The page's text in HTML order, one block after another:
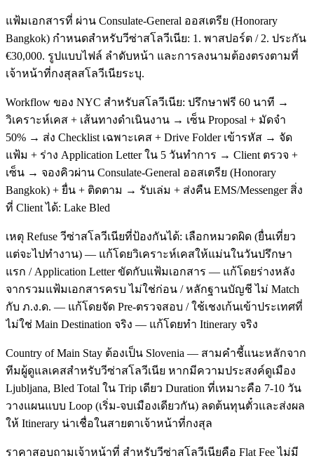
แฟ้มเอกสารที่ ผ่าน Consulate-General ออสเตรีย (Honorary
Bangkok) กำหนดสำหรับวีซ่าสโลวีเนีย: 1. พาสปอร์ต / 2. ประกัน
€30,000. รูปแบบไฟล์ ลำดับหน้า และการลงนามต้องตรงตามที่
เจ้าหน้าที่กงสุลสโลวีเนียระบุ.
Workflow ของ NYC สำหรับสโลวีเนีย: ปรึกษาฟรี 60 นาที →
วิเคราะห์เคส + เส้นทางดำเนินงาน → เซ็น Proposal + มัดจำ
50% → ส่ง Checklist เฉพาะเคส + Drive Folder เข้ารหัส → จัด
แฟ้ม + ร่าง Application Letter ใน 5 วันทำการ → Client ตรวจ +
เซ็น → จองคิวผ่าน Consulate-General ออสเตรีย (Honorary
Bangkok) + ยื่น + ติดตาม → รับเล่ม + ส่งคืน EMS/Messenger สิ่ง
ที่ Client ได้: Lake Bled
เหตุ Refuse วีซ่าสโลวีเนียที่ป้องกันได้: เลือกหมวดผิด (ยื่นเที่ยว
แต่จะไปทำงาน) — แก้โดยวิเคราะห์เคสให้แม่นในวันปรึกษา
แรก / Application Letter ขัดกับแฟ้มเอกสาร — แก้โดยร่างหลัง
จากรวมแฟ้มเอกสารครบ ไม่ใช่ก่อน / หลักฐานบัญชี ไม่ Match
กับ ภ.ง.ด. — แก้โดยจัด Pre-ตรวจสอบ / ใช้เชงเก้นเข้าประเทศที่
ไม่ใช่ Main Destination จริง — แก้โดยทำ Itinerary จริง
Country of Main Stay ต้องเป็น Slovenia — สามคำชี้แนะหลักจาก
ทีมผู้ดูแลเคสสำหรับวีซ่าสโลวีเนีย หากมีความประสงค์ดูเมือง
Ljubljana, Bled Total ใน Trip เดียว Duration ที่เหมาะคือ 7-10 วัน
วางแผนแบบ Loop (เริ่ม-จบเมืองเดียวกัน) ลดต้นทุนตั๋วและส่งผล
ให้ Itinerary น่าเชื่อในสายตาเจ้าหน้าที่กงสุล
ราคาสอบถามเจ้าหน้าที่ สำหรับวีซ่าสโลวีเนียคือ Flat Fee ไม่มี